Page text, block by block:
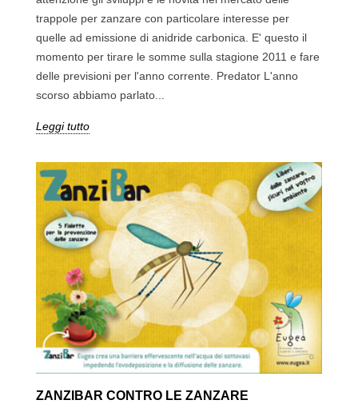
trappole per zanzare con particolare interesse per
quelle ad emissione di anidride carbonica. E' questo il
momento per tirare le somme sulla stagione 2011 e fare
delle previsioni per l'anno corrente. Predator L'anno
scorso abbiamo parlato...
Leggi tutto
ZANZIBAR CONTRO LE ZANZARE